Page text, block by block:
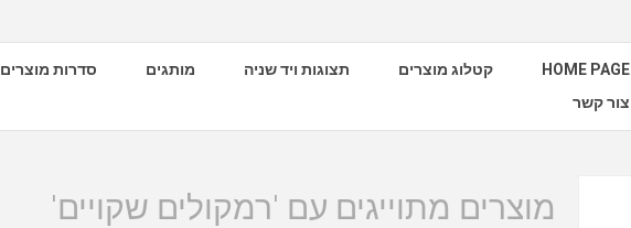
HOME PAGE קטלוג מוצרים תצוגות ויד שניה מותגים סדרות מוצרים
צור קשר
מוצרים מתוייגים עם 'רמקולים שקויים'